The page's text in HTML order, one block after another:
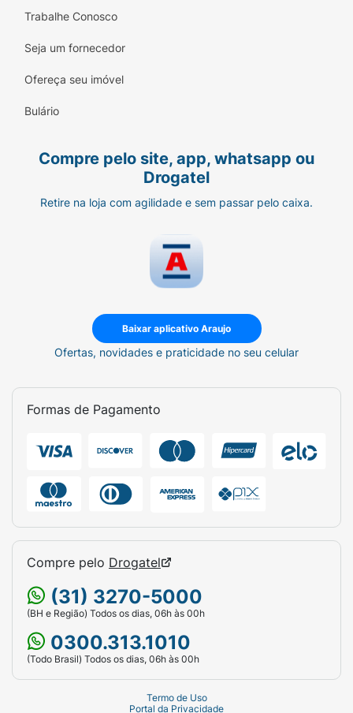
Trabalhe Conosco
Seja um fornecedor
Ofereça seu imóvel
Bulário
Compre pelo site, app, whatsapp ou
Drogatel
Retire na loja com agilidade e sem passar pelo caixa.
Baixar aplicativo Araujo
Ofertas, novidades e praticidade no seu celular
Formas de Pagamento
Compre pelo Drogatel
(31) 3270-5000
(BH e Região) Todos os dias, 06h às 00h
0300.313.1010
(Todo Brasil) Todos os dias, 06h às 00h
Termo de Uso
Portal da Privacidade